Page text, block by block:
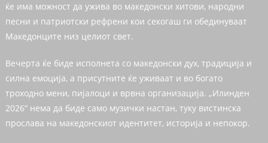
ќе има можност да ужива во македонски хитови, народни
песни и патриотски рефрени кои секогаш ги обединуваат
Македонците низ целиот свет.
Вечерта ќе биде исполнета со македонски дух, традиција и
силна емоција, а присутните ќе уживаат и во богато
трoходно мени, пијалоци и врвна организација. „Илинден
2026“ нема да биде само музички настан, туку вистинска
прослава на македонскиот идентитет, историја и непокор.